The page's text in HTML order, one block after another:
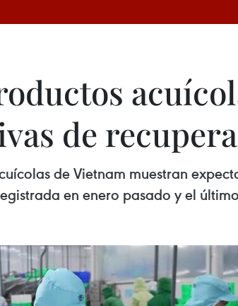
de
de Vietnam muestran
en enero pasado y el